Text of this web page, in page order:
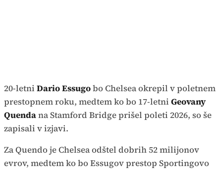
20-letni Dario Essugobo Chelsea okrepil v poletnem
prestopnem roku, medtem ko bo 17-letni Geovany
Quendana Stamford Bridge prišel poleti 2026, so še
zapisali v izjavi.
Za Quendo je Chelsea odštel dobrih 52 milijonov
evrov, medtem ko bo Essugov prestop Sportingovo